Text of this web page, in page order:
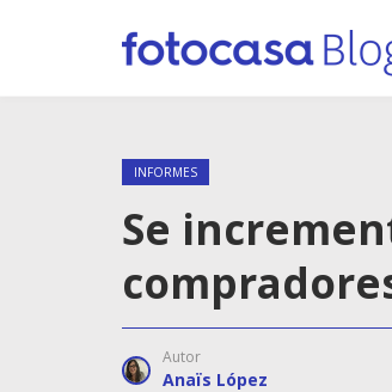
INFORMES
Se
Autor
Anaïs López